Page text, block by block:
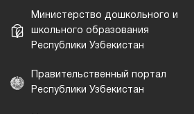
Министерство дошкольного и
школьного образования
Республики Узбекистан
Правительственный портал
Республики Узбекистан